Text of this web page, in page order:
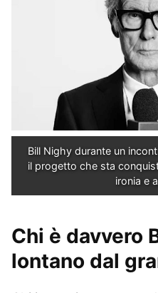
Bill Nighy durante un
il progetto che sta
ironia e
Chi è davvero
lontano dal